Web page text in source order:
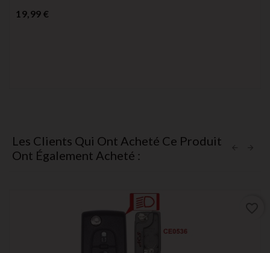
19,99 €
Les Clients Qui Ont Acheté Ce Produit
Ont Également Acheté :